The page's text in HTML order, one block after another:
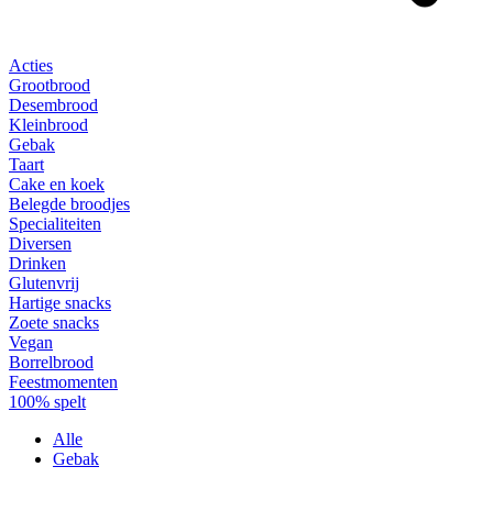
Acties
Grootbrood
Desembrood
Kleinbrood
Gebak
Taart
Cake en koek
Belegde broodjes
Specialiteiten
Diversen
Drinken
Glutenvrij
Hartige snacks
Zoete snacks
Vegan
Borrelbrood
Feestmomenten
100% spelt
Alle
Gebak